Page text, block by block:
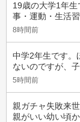
19歳の大学1年
事・運動・生活
8時間前
中学2年生です。
ないのですが、
5時間前
親ガチャ失敗来
親がいい幼い頃